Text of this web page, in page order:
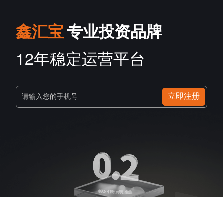
鑫汇宝专业投资品牌
12年稳定运营平台
请输入您的手机号 立即注册